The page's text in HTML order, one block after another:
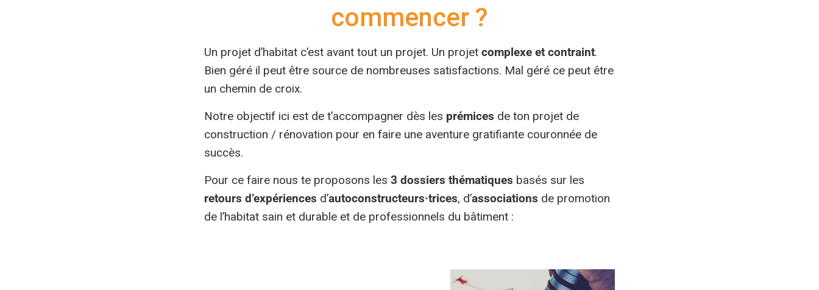
commencer ?
Un projet d’habitat c’est avant tout un projet. Un projet complexe et contraint.
Bien géré il peut être source de nombreuses satisfactions. Mal géré ce peut être
un chemin de croix.
Notre objectif ici est de t’accompagner dès les prémices de ton projet de
construction / rénovation pour en faire une aventure gratifiante couronnée de
succès.
Pour ce faire nous te proposons les 3 dossiers thématiques basés sur les
retours d’expériences d’autoconstructeurs·trices, d’associations de promotion
de l’habitat sain et durable et de professionnels du bâtiment :